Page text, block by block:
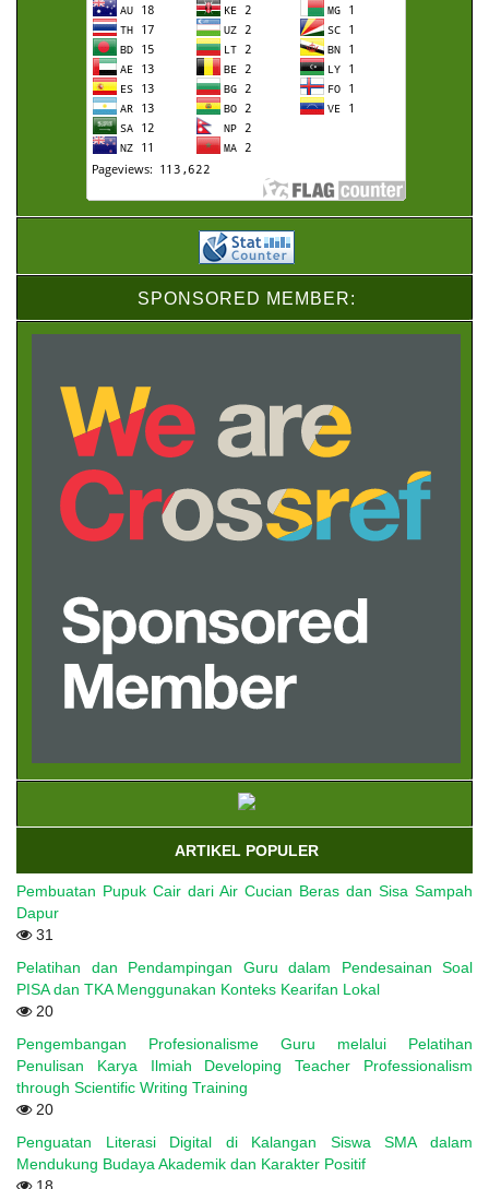
SPONSORED MEMBER:
ARTIKEL POPULER
Pembuatan Pupuk Cair dari Air Cucian Beras dan Sisa Sampah
Dapur
31
Pelatihan dan Pendampingan Guru dalam Pendesainan Soal
PISA dan TKA Menggunakan Konteks Kearifan Lokal
20
Pengembangan Profesionalisme Guru melalui Pelatihan
Penulisan Karya Ilmiah Developing Teacher Professionalism
through Scientific Writing Training
20
Penguatan Literasi Digital di Kalangan Siswa SMA dalam
Mendukung Budaya Akademik dan Karakter Positif